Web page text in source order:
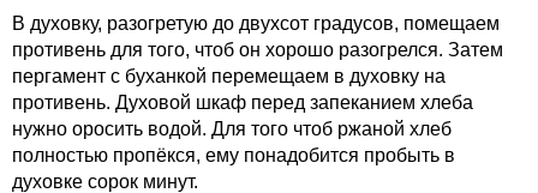
В духовку, разогретую до двухсот градусов, помещаем
противень для того, чтоб он хорошо разогрелся. Затем
пергамент с буханкой перемещаем в духовку на
противень. Духовой шкаф перед запеканием хлеба
нужно оросить водой. Для того чтоб ржаной хлеб
полностью пропёкся, ему понадобится пробыть в
духовке сорок минут.